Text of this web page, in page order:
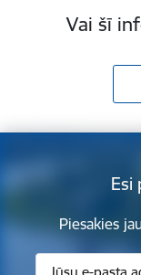
Vai šī
Esi
Piesakies